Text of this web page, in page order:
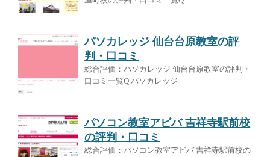
パソカレッジ 仙台台原教室の評
判・口コミ
総合評価：パソカレッジ 仙台台原教室の評判・
口コミ一覧Q.パソカレッジ
パソコン教室アビバ 吉祥寺駅前校
の評判・口コミ
総合評価：パソコン教室アビバ 吉祥寺駅前校の